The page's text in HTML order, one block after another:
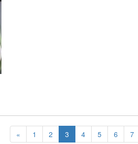
« 1 2 3 4 5 6 7